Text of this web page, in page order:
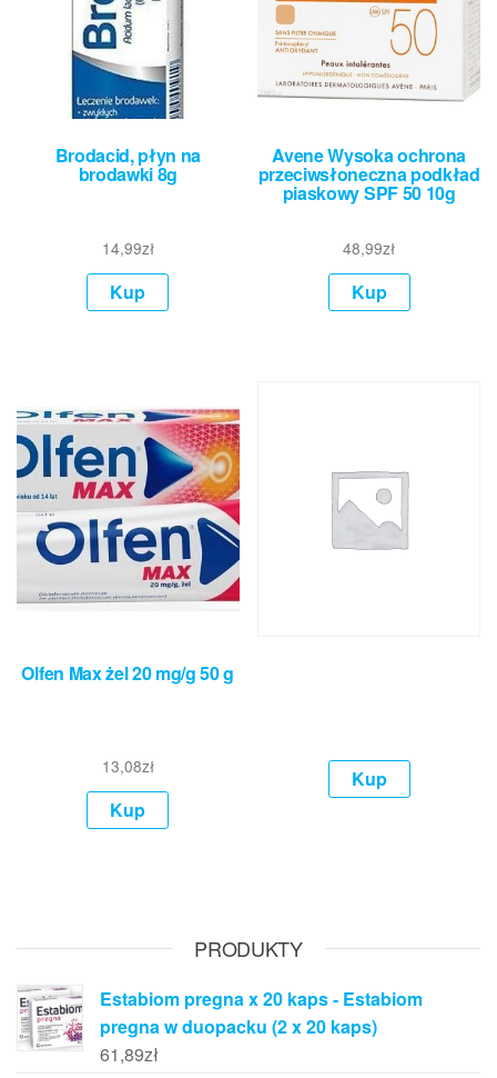
Brodacid, płyn na
brodawki 8g
14,99zł
Kup
Avene Wysoka ochrona
przeciwsłoneczna podkład
piaskowy SPF 50 10g
48,99zł
Kup
Olfen Max żel 20 mg/g 50 g
13,08zł
Kup
Kup
PRODUKTY
Estabiom pregna x 20 kaps - Estabiom
pregna w duopacku (2 x 20 kaps)
61,89zł